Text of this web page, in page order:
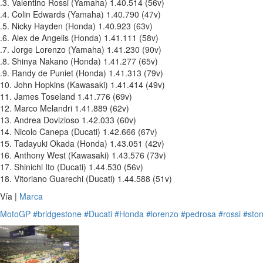
.3. Valentino Rossi (Yamaha) 1.40.514 (56v)
.4. Colin Edwards (Yamaha) 1.40.790 (47v)
.5. Nicky Hayden (Honda) 1.40.923 (63v)
.6. Alex de Angelis (Honda) 1.41.111 (58v)
.7. Jorge Lorenzo (Yamaha) 1.41.230 (90v)
.8. Shinya Nakano (Honda) 1.41.277 (65v)
.9. Randy de Puniet (Honda) 1.41.313 (79v)
10. John Hopkins (Kawasaki) 1.41.414 (49v)
11. James Toseland 1.41.776 (69v)
12. Marco Melandri 1.41.889 (62v)
13. Andrea Dovizioso 1.42.033 (60v)
14. Nicolo Canepa (Ducati) 1.42.666 (67v)
15. Tadayuki Okada (Honda) 1.43.051 (42v)
16. Anthony West (Kawasaki) 1.43.576 (73v)
17. Shinichi Ito (Ducati) 1.44.530 (56v)
18. Vitoriano Guarechi (Ducati) 1.44.588 (51v)
Vía | Marca
MotoGP #bridgestone #Ducati #Honda #lorenzo #pedrosa #rossi